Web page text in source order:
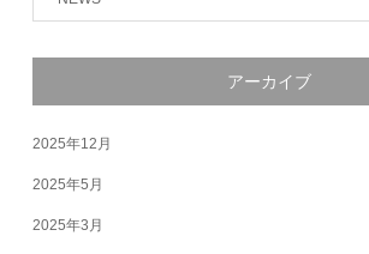
アーカイブ
2025年12月
2025年5月
2025年3月